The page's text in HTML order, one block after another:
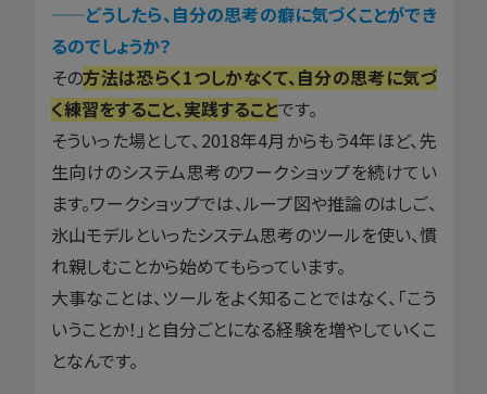
——どうしたら、自分の思考の癖に気づくことができ
るのでしょうか？
その方法は恐らく1つしかなくて、自分の思考に気づ
く練習をすること、実践することです。
そういった場として、2018年4月からもう4年ほど、先
生向けのシステム思考のワークショップを続けてい
ます。ワークショップでは、ループ図や推論のはしご、
氷山モデルといったシステム思考のツールを使い、慣
れ親しむことから始めてもらっています。
大事なことは、ツールをよく知ることではなく、「こう
いうことか！」と自分ごとになる経験を増やしていくこ
となんです。